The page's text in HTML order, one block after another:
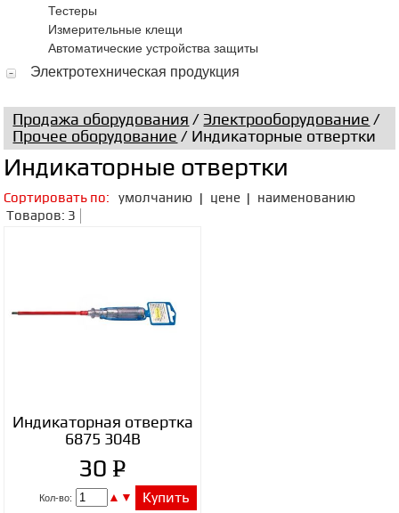
Тестеры
Измерительные клещи
Автоматические устройства защиты
Электротехническая продукция
Продажа оборудования /Электрооборудование /
Прочее оборудование / Индикаторные отвертки
Индикаторные отвертки
Сортировать по: умолчанию | цене |
наименованию
Товаров: 3
Индикаторная отвертка
6875 304B
30P
УБ.
Кол-во: ▲ ▼ Купить